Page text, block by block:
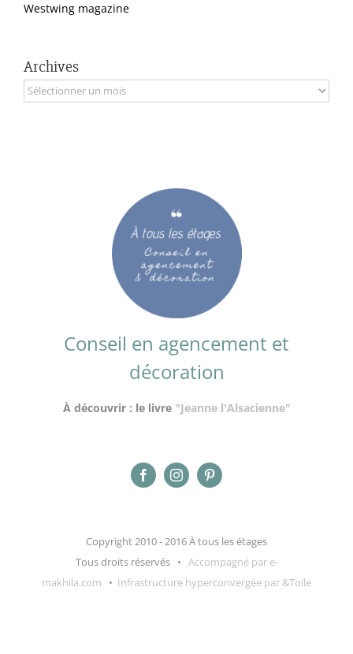
Westwing magazine
Archives
Archives
Conseil en agencement et
décoration
À découvrir : le livre "Jeanne l'Alsacienne"
Copyright 2010 - 2016 À tous les étages
Tous droits réservés • Accompagné par e-
makhila.com • Infrastructure hyperconvergée par &Toile